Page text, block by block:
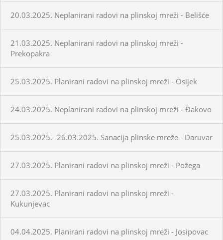
20.03.2025. Neplanirani radovi na plinskoj mreži - Belišće
21.03.2025. Neplanirani radovi na plinskoj mreži -
Prekopakra
25.03.2025. Planirani radovi na plinskoj mreži - Osijek
24.03.2025. Neplanirani radovi na plinskoj mreži - Đakovo
25.03.2025.- 26.03.2025. Sanacija plinske mreže - Daruvar
27.03.2025. Planirani radovi na plinskoj mreži - Požega
27.03.2025. Planirani radovi na plinskoj mreži -
Kukunjevac
04.04.2025. Planirani radovi na plinskoj mreži - Josipovac